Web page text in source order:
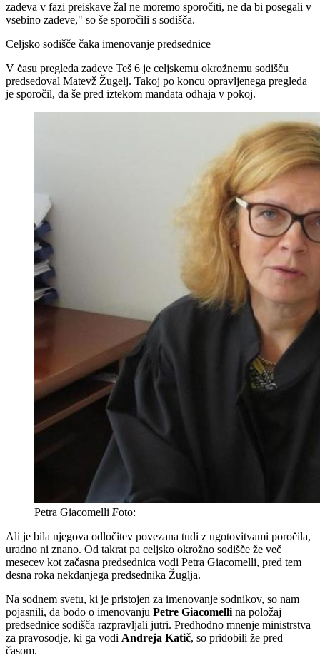
zadeva v fazi preiskave žal ne moremo sporočiti, ne da bi posegali v
vsebino zadeve," so še sporočili s sodišča.
Celjsko sodišče čaka imenovanje predsednice
V času pregleda zadeve Teš 6 je celjskemu okrožnemu sodišču
predsedoval Matevž Žugelj. Takoj po koncu opravljenega pregleda
je sporočil, da še pred iztekom mandata odhaja v pokoj.
Petra Giacomelli /
Ali je bila njegova odločitev povezana tudi z ugotovitvami poročila,
uradno ni znano. Od takrat pa celjsko okrožno sodišče že več
mesecev kot začasna predsednica vodi Petra Giacomelli, pred tem
desna roka nekdanjega predsednika Žuglja.
Na sodnem svetu, ki je pristojen za imenovanje sodnikov, so nam
pojasnili, da bodo o imenovanju Petre Giacomelli na položaj
predsednice sodišča razpravljali jutri. Predhodno mnenje ministrstva
za pravosodje, ki ga vodi Andreja Katič, so pridobili že pred
časom.